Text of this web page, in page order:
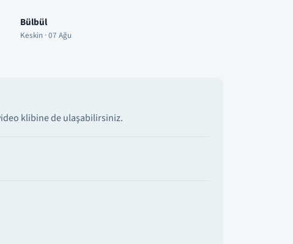
klibine de ulaşabilirsiniz.
Bülbül
Keskin · 07 Ağu